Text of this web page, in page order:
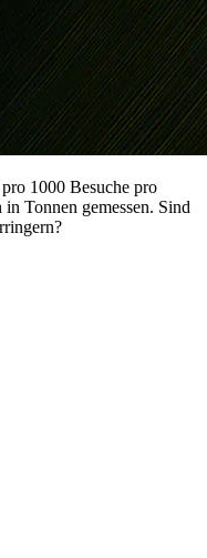
1000 Besuche pro
Tonnen gemessen. Sind